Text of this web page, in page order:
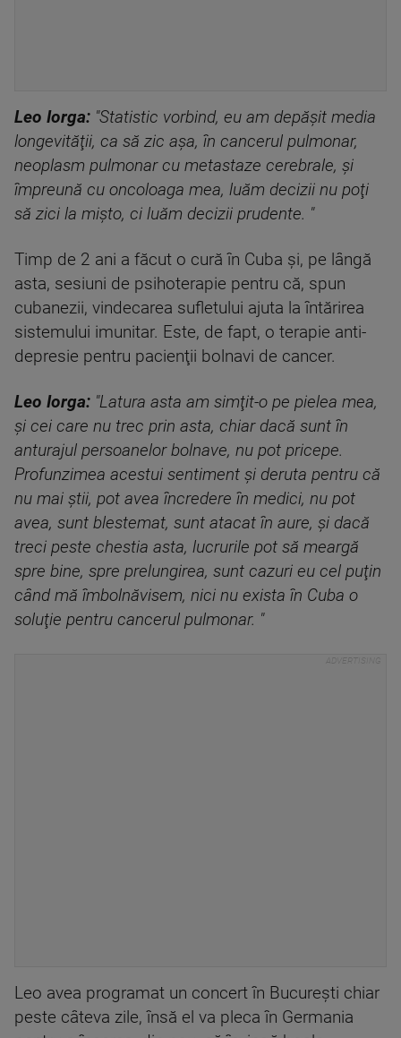
Leo Iorga: "Statistic vorbind, eu am depăşit media
longevităţii, ca să zic aşa, în cancerul pulmonar,
neoplasm pulmonar cu metastaze cerebrale, şi
împreună cu oncoloaga mea, luăm decizii nu poţi
să zici la mişto, ci luăm decizii prudente. "
Timp de 2 ani a făcut o cură în Cuba şi, pe lângă
asta, sesiuni de psihoterapie pentru că, spun
cubanezii, vindecarea sufletului ajuta la întărirea
sistemului imunitar. Este, de fapt, o terapie anti-
depresie pentru pacienţii bolnavi de cancer.
Leo Iorga: "Latura asta am simţit-o pe pielea mea,
şi cei care nu trec prin asta, chiar dacă sunt în
anturajul persoanelor bolnave, nu pot pricepe.
Profunzimea acestui sentiment şi deruta pentru că
nu mai ştii, pot avea încredere în medici, nu pot
avea, sunt blestemat, sunt atacat în aure, şi dacă
treci peste chestia asta, lucrurile pot să meargă
spre bine, spre prelungirea, sunt cazuri eu cel puţin
când mă îmbolnăvisem, nici nu exista în Cuba o
soluţie pentru cancerul pulmonar. "
Leo avea programat un concert în Bucureşti chiar
peste câteva zile, însă el va pleca în Germania